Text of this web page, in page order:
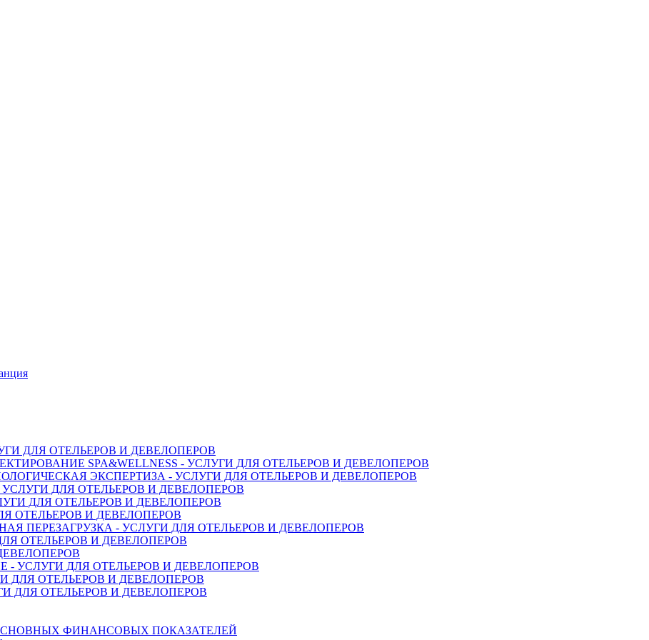
ДЛЯ ОТЕЛЬЕРОВ И ДЕВЕЛОПЕРОВ
SPA&WELLNESS - УСЛУГИ ДЛЯ ОТЕЛЬЕРОВ И ДЕВЕЛОПЕРОВ
ЭКСПЕРТИЗА - УСЛУГИ ДЛЯ ОТЕЛЬЕРОВ И ДЕВЕЛОПЕРОВ
ДЛЯ ОТЕЛЬЕРОВ И ДЕВЕЛОПЕРОВ
ДЛЯ ОТЕЛЬЕРОВ И ДЕВЕЛОПЕРОВ
ОТЕЛЬЕРОВ И ДЕВЕЛОПЕРОВ
ПЕРЕЗАГРУЗКА - УСЛУГИ ДЛЯ ОТЕЛЬЕРОВ И ДЕВЕЛОПЕРОВ
ОТЕЛЬЕРОВ И ДЕВЕЛОПЕРОВ
УСЛУГИ ДЛЯ ОТЕЛЬЕРОВ И ДЕВЕЛОПЕРОВ
ДЛЯ ОТЕЛЬЕРОВ И ДЕВЕЛОПЕРОВ
ДЛЯ ОТЕЛЬЕРОВ И ДЕВЕЛОПЕРОВ
ФИНАНСОВЫХ ПОКАЗАТЕЛЕЙ